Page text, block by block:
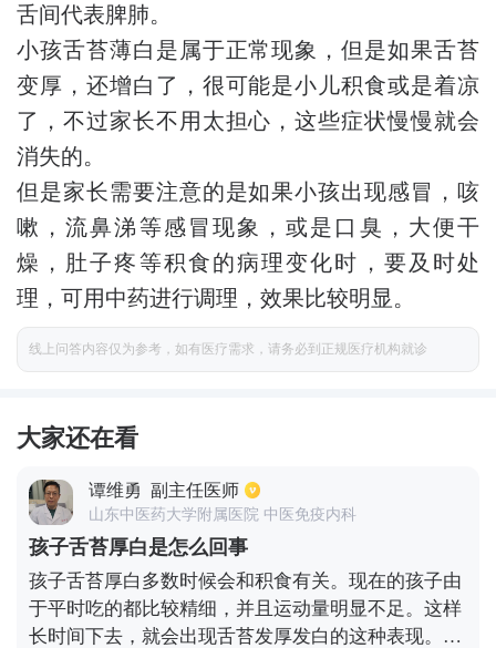
舌间代表脾肺。
小孩舌苔薄白是属于正常现象，但是如果舌苔
变厚，还增白了，很可能是小儿积食或是着凉
了，不过家长不用太担心，这些症状慢慢就会
消失的。
但是家长需要注意的是如果小孩出现感冒，咳
嗽，流鼻涕等感冒现象，或是口臭，大便干
燥，肚子疼等积食的病理变化时，要及时处
理，可用中药进行调理，效果比较明显。
线上问答内容仅为参考，如有医疗需求，请务必到正规医疗机构就诊
大家还在看
谭维勇 副主任医师
山东中医药大学附属医院 中医免疫内科
孩子舌苔厚白是怎么回事
孩子舌苔厚白多数时候会和积食有关。现在的孩子由
于平时吃的都比较精细，并且运动量明显不足。这样
长时间下去，就会出现舌苔发厚发白的这种表现。这